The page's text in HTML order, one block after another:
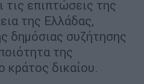
τις επιπτώσεις της
της Ελλάδας,
δημόσιας συζήτησης
της
κράτος δικαίου.